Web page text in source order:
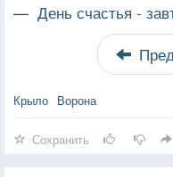
— День счастья -
Крыло Ворона
Сохранить